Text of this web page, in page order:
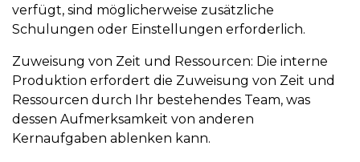
verfügt, sind möglicherweise zusätzliche
Schulungen oder Einstellungen erforderlich.
Zuweisung von Zeit und Ressourcen: Die interne
Produktion erfordert die Zuweisung von Zeit und
Ressourcen durch Ihr bestehendes Team, was
dessen Aufmerksamkeit von anderen
Kernaufgaben ablenken kann.